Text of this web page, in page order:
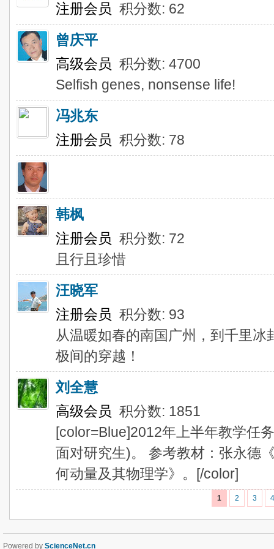
注册会员 积分数: 62
曾庆平
高级会员 积分数: 4700
Selfish genes, nonsense life!
冯兆东
注册会员 积分数: 78
韩枫
注册会员 积分数: 72
且行且珍惜
汪晓军
注册会员 积分数: 93
从温暖如春的南国广州，到千里
极间的穿越！
刘全慧
高级会员 积分数: 1851
[color=Blue]2012年上半年教学任
面对研究生)。 参考教材：张永德
何动量及其物理学》。[/color]
1 2 3 4
Powered by ScienceNet.cn